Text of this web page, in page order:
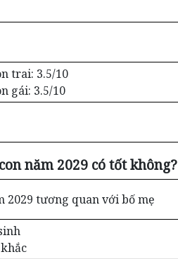
trai: 3.5/10
gái: 3.5/10
năm 2029 có tốt không?
2029 tương quan với bố mẹ